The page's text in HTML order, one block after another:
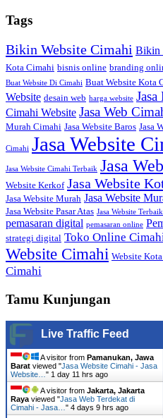
Tags
Bikin Website Cimahi Bikin
Kota Cimahi bisnis online branding
Buat Website Di Cimahi Buat Website Kota
Website desain web harga website
Cimahi Website Jasa Web
Murah Cimahi Jasa Website Baros Jasa
Cimahi Jasa Website
Jasa Website Cimahi Terbaik Jasa
Website Kerkof Jasa Website
Jasa Website Murah Jasa Website
Jasa Website Pasar Atas Jasa Website
pemasaran digital pemasaran online
strategi digital Toko Online
Website Cimahi Website
Cimahi
Tamu Kunjungan
Live Traffic Feed
A visitor from Pamanukan, Jawa
Barat viewed "Jasa Website Cimahi - Jasa
Website… " 1 day 11 hrs ago
A visitor from Jakarta, Jakarta
Raya viewed "Jasa Web Terdekat di
Cimahi - Jasa… " 4 days 9 hrs ago